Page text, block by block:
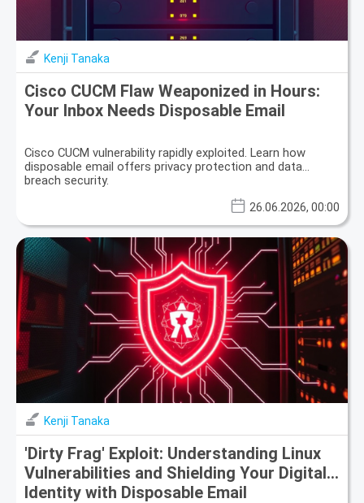
Kenji Tanaka
Cisco CUCM Flaw Weaponized in Hours:
Your Inbox Needs Disposable Email
Cisco CUCM vulnerability rapidly exploited. Learn how
disposable email offers privacy protection and data
breach security.
26.06.2026, 00:00
Kenji Tanaka
'Dirty Frag' Exploit: Understanding Linux
Vulnerabilities and Shielding Your Digital
Identity with Disposable Email